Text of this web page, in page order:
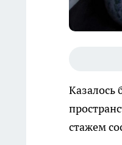
Казалось
стажем